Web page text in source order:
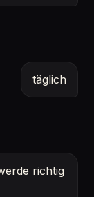
täglich
richtig